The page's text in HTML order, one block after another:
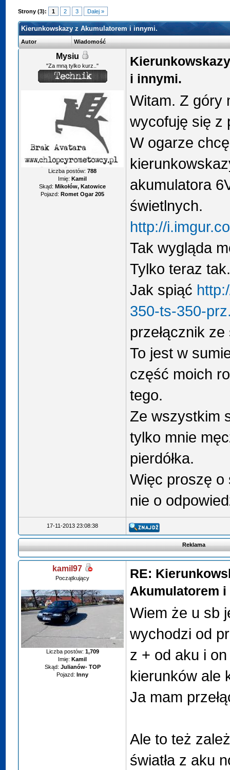
Strony (3): 1 2 3 Dalej »
Kierunkowskazy z Akumulatorem i innymi.
Autor Wiadomość
Mysiu
"Za mną tylko kurz.."
Liczba postów:788
Imię: Kamil
Skąd: Mikołów, Katowice
Pojazd: Romet Ogar 205
i innymi.
Witam. Z góry
wycofuję się z
W ogarze
akumulatora
świetlnych.
http://
Tak wygląda
Tylko teraz
Jak spiąć
350-ts-350-
przełącznik
To jest w
część moich
tego.
Ze wszystkim
tylko mnie
pierdółka.
Więc proszę o
nie o
17-11-2013 23:08:38
Reklama
kamil97
Początkujący
Liczba postów: 1,709
Imię: Kamil
Skąd: Julianów- TOP
Pojazd: Inny
RE:
Akumulatorem
Wiem że u sb
wychodzi od
z + od aku i
kierunków ale
Ja mam
Ale to też
światła z aku